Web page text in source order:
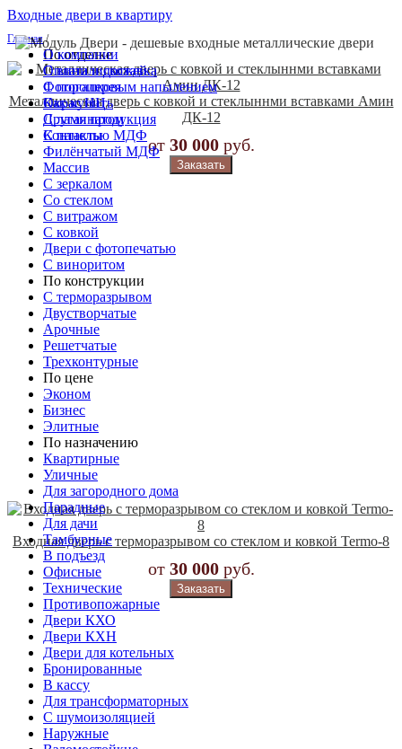
Входные двери в квартиру
По отделке
С винилискожей
С порошковым напылением
Окрас НЦ
С ламинатом
С панелью МДФ
Филёнчатый МДФ
Массив
С зеркалом
Со стеклом
С витражом
С ковкой
Двери с фотопечатью
С виноритом
По конструкции
С терморазрывом
Двустворчатые
Арочные
Решетчатые
Трехконтурные
По цене
Эконом
Бизнес
Элитные
По назначению
Квартирные
Уличные
Для загородного дома
Парадные
Для дачи
Тамбурные
В подъезд
Офисные
Технические
Противопожарные
Двери КХО
Двери КХН
Двери для котельных
Бронированные
В кассу
Для трансформаторных
С шумоизоляцией
Наружные
О компании
Оплата и доставка
Фотогалерея
Как купить
Другая продукция
Контакты
Главная /
Металлическая дверь с ковкой и стеклыннми вставками Амин
ДК-12
от 30 000 руб.
Заказать
Входная дверь с терморазрывом со стеклом и ковкой Termo-8
от 30 000 руб.
Заказать